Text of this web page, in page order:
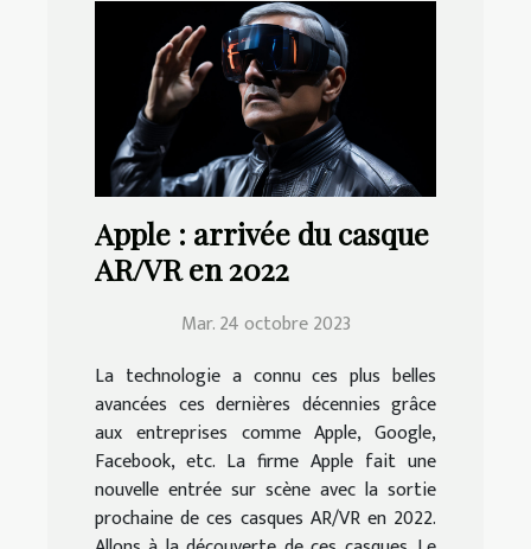
Apple : arrivée du casque
AR/VR en 2022
Mar. 24 octobre 2023
La technologie a connu ces plus belles
avancées ces dernières décennies grâce
aux entreprises comme Apple, Google,
Facebook, etc. La firme Apple fait une
nouvelle entrée sur scène avec la sortie
prochaine de ces casques AR/VR en 2022.